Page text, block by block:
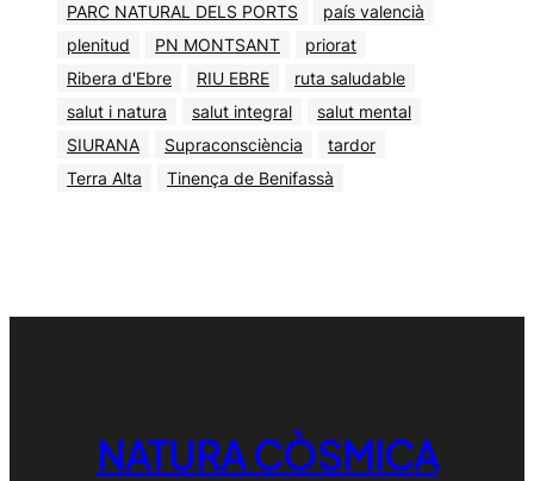
PARC NATURAL DELS PORTS
país valencià
plenitud
PN MONTSANT
priorat
Ribera d'Ebre
RIU EBRE
ruta saludable
salut i natura
salut integral
salut mental
SIURANA
Supraconsciència
tardor
Terra Alta
Tinença de Benifassà
NATURA CÒSMICA